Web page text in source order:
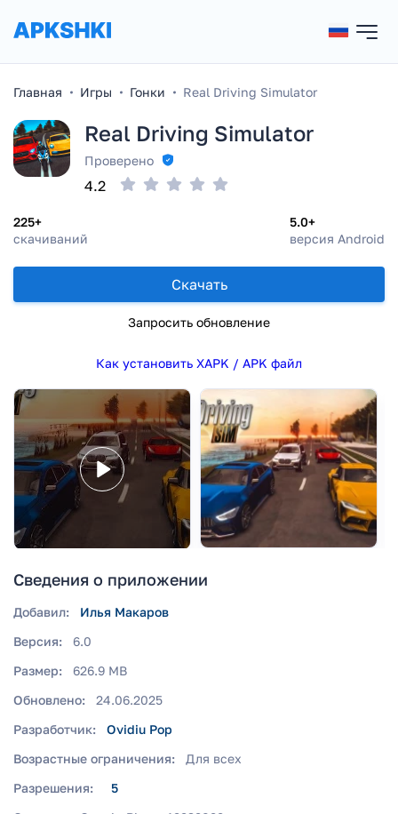
Главная Игры Гонки Real Driving Simulator
Real Driving Simulator
Проверено
225+
скачиваний
5.0+
версия Android
4.2
Скачать
Запросить обновление
Как установить XAPK / APK файл
Сведения о приложении
Добавил:
Илья Макаров
Версия:
6.0
Размер:
626.9 MB
Обновлено:
24.06.2025
Разработчик:
Ovidiu Pop
Возрастные ограничения:
Для всех
Разрешения:
5